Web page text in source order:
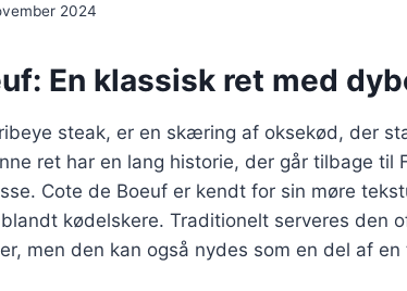
2024
En klassisk ret med
steak, er en skæring af oksekød, der
ret har en lang historie, der går tilbage til
Cote de Boeuf er kendt for sin møre
kødelskere. Traditionelt serveres den
men den kan også nydes som en del af